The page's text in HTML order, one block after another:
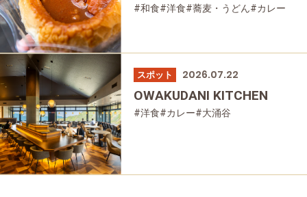
#和食#洋食#蕎麦・うどん#カレー
スポット 2026.07.22
OWAKUDANI KITCHEN
#洋食#カレー#大涌谷